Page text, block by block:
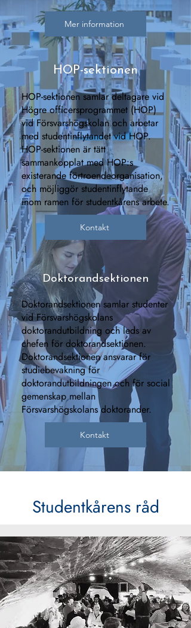
Mer information
HOP-sektionen
HOP-sektionen samlar deltagare vid
Högre officersprogrammet (HOP)
vid Försvarshögskolan och arbetar
med studentinflytandet vid HOP.
HOP-sektionen är tätt
sammankopplat med HOP:s
existerande förtroendeorganisation,
och möjliggör studentinflytande
inom ramen för studentkårens arbete.
Kontakt
Doktorandsektionen
Doktorandsektionen samlar studenter
vid Försvarshögskolans
doktorandutbildning och leds av
chefen för doktorandsektionen.
Doktorandsektionen ansvarar för
studiebevakning för
doktorandutbildningen och för social
gemenskap mellan
Försvarshögskolans doktorander.
Kontakt
Studentkårens råd